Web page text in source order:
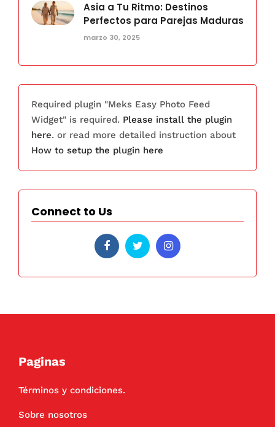
Asia a Tu Ritmo: Destinos
Perfectos para Parejas Maduras
marzo 30, 2025
Required plugin "Meks Easy Photo Feed
Widget" is required. Please install the plugin
here. or read more detailed instruction about
How to setup the plugin here
Connect to Us
Paginas
Términos y condiciones.
Sobre nosotros